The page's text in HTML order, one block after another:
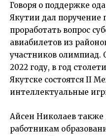
Говоря о поддержке
Якутии дал поручение
проработать вопрос
авиабилетов из
участников олимпиад.
2022 году, в год
Якутске состоятся II
интеллектуальные
Айсен Николаев также
работникам